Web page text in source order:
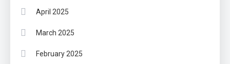
April 2025
March 2025
February 2025